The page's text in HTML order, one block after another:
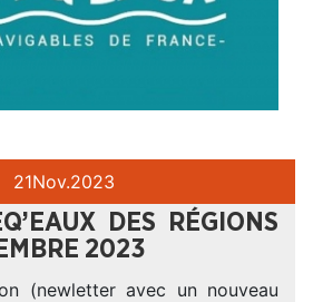
21Nov.2023
DES RÉGIONS
2023
(newletter avec un nouveau